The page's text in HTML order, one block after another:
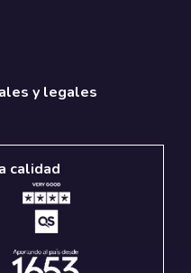
y legales
calidad